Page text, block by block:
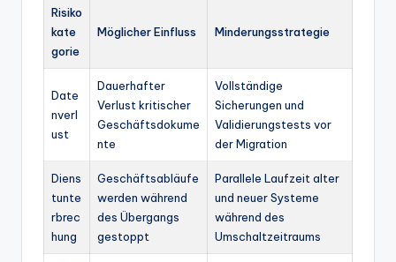
Risiko
kate
gorie
Möglicher Einfluss Minderungsstrategie
Date
nverl
ust
Dauerhafter
Verlust kritischer
Geschäftsdokume
nte
Vollständige
Sicherungen und
Validierungstests vor
der Migration
Diens
tunte
rbrec
hung
Geschäftsabläufe
werden während
des Übergangs
gestoppt
Parallele Laufzeit alter
und neuer Systeme
während des
Umschaltzeitraums